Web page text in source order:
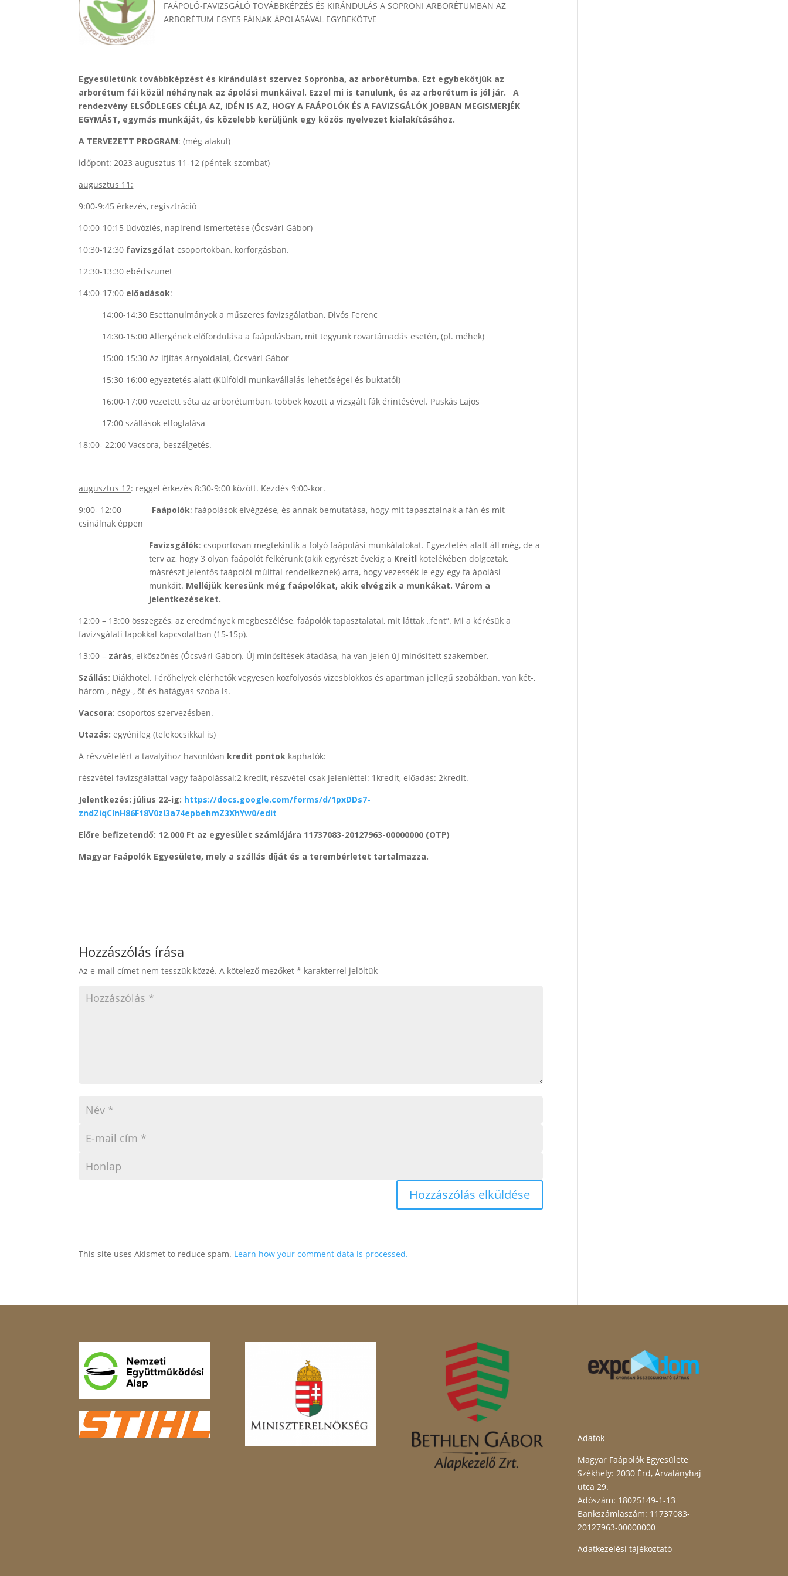
FAÁPOLÓ-FAVIZSGÁLÓ TOVÁBBKÉPZÉS ÉS KIRÁNDULÁS A SOPRONI ARBORÉTUMBAN AZ
ARBORÉTUM EGYES FÁINAK ÁPOLÁSÁVAL EGYBEKÖTVE
Egyesületünk továbbképzést és kirándulást szervez Sopronba, az arborétumba. Ezt egybekötjük az
arborétum fái közül néhánynak az ápolási munkáival. Ezzel mi is tanulunk, és az arborétum is jól jár. A
rendezvény ELSŐDLEGES CÉLJA AZ, IDÉN IS AZ, HOGY A FAÁPOLÓK ÉS A FAVIZSGÁLÓK JOBBAN MEGISMERJÉK
EGYMÁST, egymás munkáját, és közelebb kerüljünk egy közös nyelvezet kialakításához.
A TERVEZETT PROGRAM: (még alakul)
időpont: 2023 augusztus 11-12 (péntek-szombat)
augusztus 11:
9:00-9:45 érkezés, regisztráció
10:00-10:15 üdvözlés, napirend ismertetése (Ócsvári Gábor)
10:30-12:30 favizsgálat csoportokban, körforgásban.
12:30-13:30 ebédszünet
14:00-17:00 előadások:
14:00-14:30 Esettanulmányok a műszeres favizsgálatban, Divós Ferenc
14:30-15:00 Allergének előfordulása a faápolásban, mit tegyünk rovartámadás esetén, (pl. méhek)
15:00-15:30 Az ifjítás árnyoldalai, Ócsvári Gábor
15:30-16:00 egyeztetés alatt (Külföldi munkavállalás lehetőségei és buktatói)
16:00-17:00 vezetett séta az arborétumban, többek között a vizsgált fák érintésével. Puskás Lajos
17:00 szállások elfoglalása
18:00- 22:00 Vacsora, beszélgetés.
augusztus 12: reggel érkezés 8:30-9:00 között. Kezdés 9:00-kor.
9:00- 12:00 Faápolók: faápolások elvégzése, és annak bemutatása, hogy mit tapasztalnak a fán és mit
csinálnak éppen
Favizsgálók: csoportosan megtekintik a folyó faápolási munkálatokat. Egyeztetés alatt áll még, de a
terv az, hogy 3 olyan faápolót felkérünk (akik egyrészt évekig a Kreitl kötelékében dolgoztak,
másrészt jelentős faápolói múlttal rendelkeznek) arra, hogy vezessék le egy-egy fa ápolási
munkáit. Melléjük keresünk még faápolókat, akik elvégzik a munkákat. Várom a
jelentkezéseket.
12:00 – 13:00 összegzés, az eredmények megbeszélése, faápolók tapasztalatai, mit láttak „fent”. Mi a kérésük a
favizsgálati lapokkal kapcsolatban (15-15p).
13:00 – zárás, elköszönés (Ócsvári Gábor). Új minősítések átadása, ha van jelen új minősített szakember.
Szállás: Diákhotel. Férőhelyek elérhetők vegyesen közfolyosós vizesblokkos és apartman jellegű szobákban. van két-,
három-, négy-, öt-és hatágyas szoba is.
Vacsora: csoportos szervezésben.
Utazás: egyénileg (telekocsikkal is)
A részvételért a tavalyihoz hasonlóan kredit pontok kaphatók:
részvétel favizsgálattal vagy faápolással:2 kredit, részvétel csak jelenléttel: 1kredit, előadás: 2kredit.
Jelentkezés: július 22-ig: https://docs.google.com/forms/d/1pxDDs7-
zndZiqCInH86F18V0zI3a74epbehmZ3XhYw0/edit
Előre befizetendő: 12.000 Ft az egyesület számlájára 11737083-20127963-00000000 (OTP)
Magyar Faápolók Egyesülete, mely a szállás díját és a terembérletet tartalmazza.
Hozzászólás írása
Az e-mail címet nem tesszük közzé. A kötelező mezőket* karakterrel jelöltük
This site uses Akismet to reduce spam. Learn how your comment data is processed.
Adatok
Magyar Faápolók Egyesülete
Székhely: 2030 Érd, Árvalányhaj
utca 29.
Adószám: 18025149-1-13
Bankszámlaszám: 11737083-
20127963-00000000
Adatkezelési tájékoztató